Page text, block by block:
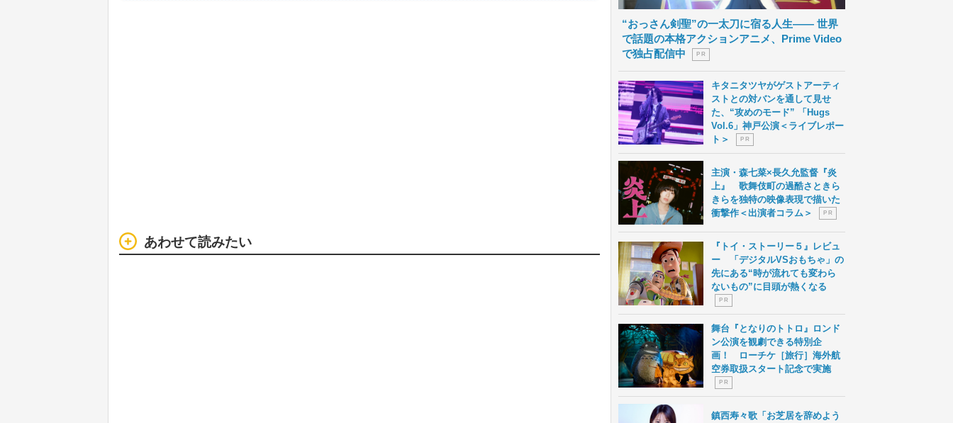
あわせて読みたい
“おっさん剣聖”の一太刀に宿る人生―― 世界
で話題の本格アクションアニメ、Prime Video
で独占配信中
P R
キタニタツヤがゲストアーティ
ストとの対バンを通して見せ
た、“攻めのモード” 「Hugs
Vol.6」神戸公演＜ライブレポー
ト＞
P R
主演・森七菜×長久允監督『炎
上』 歌舞伎町の過酷さときら
きらを独特の映像表現で描いた
衝撃作＜出演者コラム＞
P R
『トイ・ストーリー５』レビュ
ー 「デジタルVSおもちゃ」の
先にある“時が流れても変わら
ないもの”に目頭が熱くなる
P R
舞台『となりのトトロ』ロンド
ン公演を観劇できる特別企
画！ ローチケ［旅行］海外航
空券取扱スタート記念で実施
P R
鎮西寿々歌「お芝居を辞めよう